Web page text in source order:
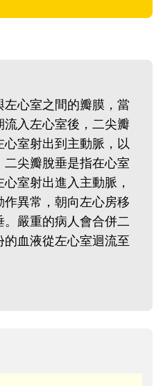
心室之間的瓣膜，當
入左心室後，二尖瓣
室射出到主動脈，以
尖瓣脫垂是指在心室
室射出進入主動脈，
異常，朝向左心房移
嚴重的病人會合併二
血液從左心室迴流至